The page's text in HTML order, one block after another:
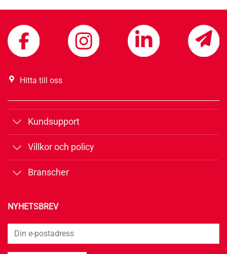
Hitta till oss
Kundsupport
Villkor och policy
Branscher
NYHETSBREV